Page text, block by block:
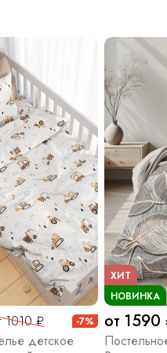
1010 ₽ -7%
детское
ХИТ
НОВИНКА
от 1590